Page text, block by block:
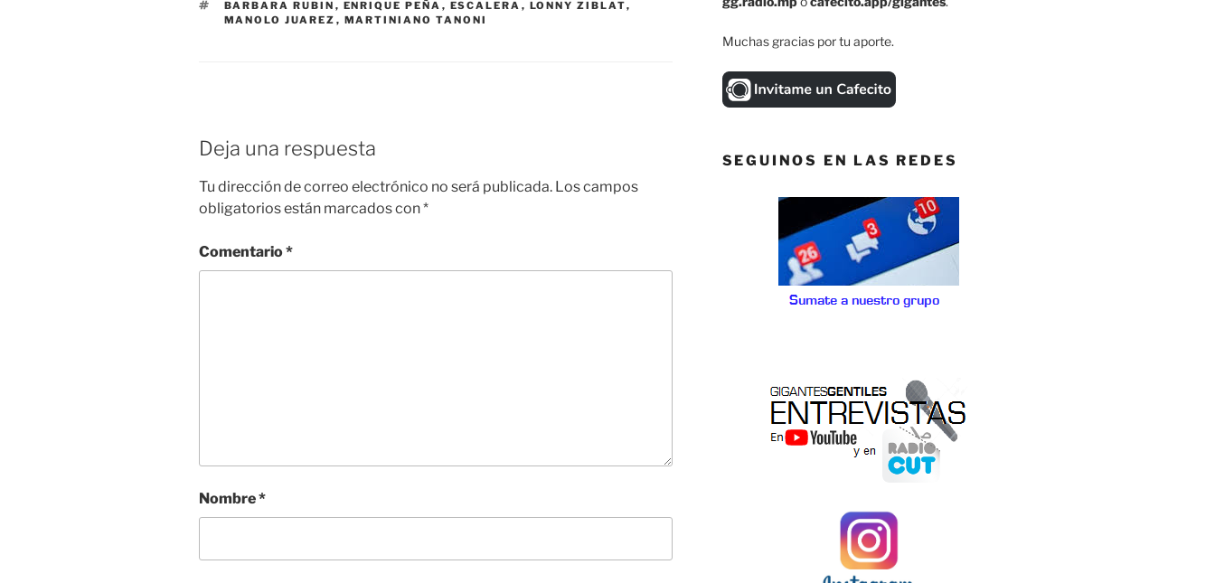
ETIQUETAS
BARBARA RUBIN , ENRIQUE PEÑA , ESCALERA , LONNY ZIBLAT,
MANOLO JUAREZ , MARTINIANO TANONI
Deja una respuesta
Tu dirección de correo electrónico no será publicada. Los campos
obligatorios están marcados con*
Comentario*
Nombre*
Muchas gracias por tu aporte.
SEGUINOS EN LAS REDES